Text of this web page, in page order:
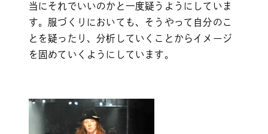
当にそれでいいのかと一度疑うようにしていま
す。服づくりにおいても、そうやって自分のこ
とを疑ったり、分析していくことからイメージ
を固めていくようにしています。